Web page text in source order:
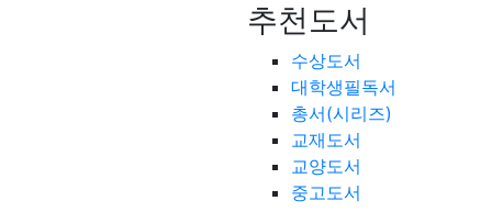
추천도서
수상도서
대학생필독서
총서(시리즈)
교재도서
교양도서
중고도서